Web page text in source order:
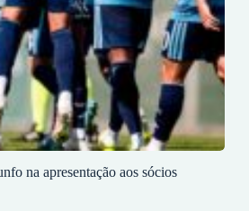
na apresentação aos sócios